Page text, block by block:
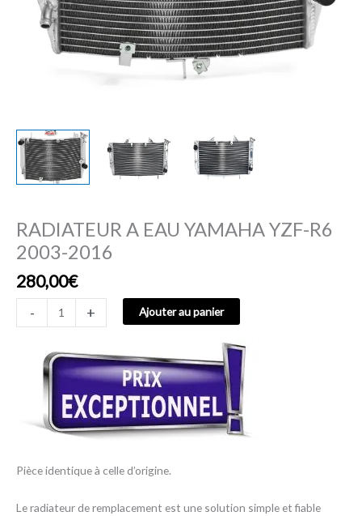
RADIATEUR A EAU YAMAHA YZF-R6
2003-2016
280,00€
- + Ajouter au panier
Pièce identique à celle d’origine.
Le radiateur de remplacement est une solution simple et fiable